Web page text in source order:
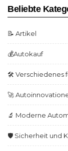
Beliebte
📝 Artikel
💰Autokauf
🛠️ Verschiedenes
🚀
🔬 Moderne
🛡️ Sicherheit und